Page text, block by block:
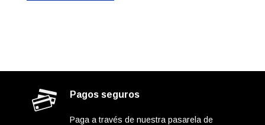
Pagos seguros
Paga a través de nuestra pasarela de